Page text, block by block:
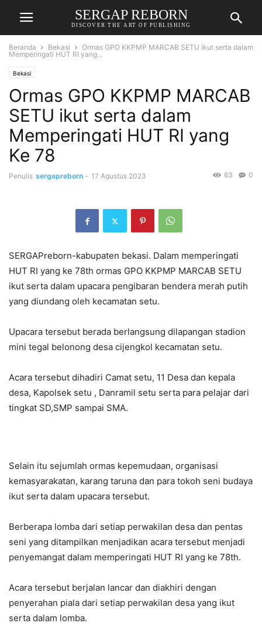
SERGAP REBORN
DISCOVER THE ART OF PUBLISHING
Beranda Bekasi
Ormas GPO KKPMP MARCAB SETU ikut serta dalam
Memperingati HUT RI yang...
Bekasi
Ormas GPO KKPMP MARCAB
SETU ikut serta dalam
Memperingati HUT RI yang
Ke 78
Penulis sergapreborn - 17 Agustus 2023 0
63
SERGAPreborn-kabupaten bekasi. Dalam memperingati
HUT RI yang ke 78th ormas GPO KKPMP MARCAB SETU
ikut serta dalam upacara pengibaran bendera merah putih
yang diundang oleh kecamatan setu.
Upacara tersebut berada berlangsung dilapangan stadion
mini tegal belonong desa cijengkol kecamatan setu.
Acara tersebut dihadiri Camat setu, 11 Desa dan kepala
desa, Kapolsek setu , Danramil setu serta para pelajar dari
tingkat SD,SMP sampai SMA.
Selain itu sejumlah ormas kepemudaan, organisasi
kemasyarakatan, karang taruna dan para tokoh seni budaya
ikut serta dalam upacara tersebut.
Berberapa lomba dari setiap perwakilan desa dan pentas
seni yang ditampilkan menjadikan acara tersebut menjadi
penyemangat dalam memperingati HUT RI yang ke 78th.
Acara tersebut berjalan lancar dan diakhiri dengan
penyerahan piala dari setiap perwakilan desa yang ikut
serta dalam lomba.